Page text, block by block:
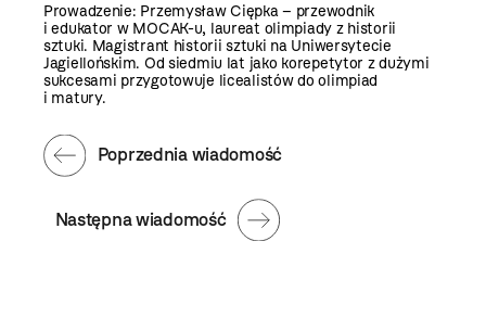
Prowadzenie: Przemysław Ciępka – przewodnik
i edukator w MOCAK-u, laureat olimpiady z historii
sztuki. Magistrant historii sztuki na Uniwersytecie
Jagiellońskim. Od siedmiu lat jako korepetytor z dużymi
sukcesami przygotowuje licealistów do olimpiad
i matury.
Następna wiadomość
Poprzednia wiadomość